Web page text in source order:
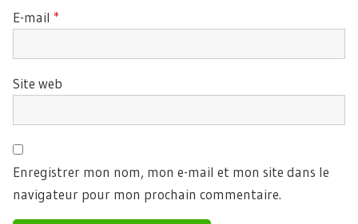
E-mail *
Site web
Enregistrer mon nom, mon e-mail et mon site dans le
navigateur pour mon prochain commentaire.